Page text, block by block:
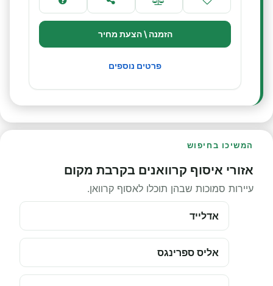
הזמנה \ הצעת מחיר
פרטים נוספים
המשיכו בחיפוש
אזורי איסוף קרוואנים בקרבת מקום
עיירות סמוכות שבהן תוכלו לאסוף קרוואן.
אדלייד
אליס ספרינגס